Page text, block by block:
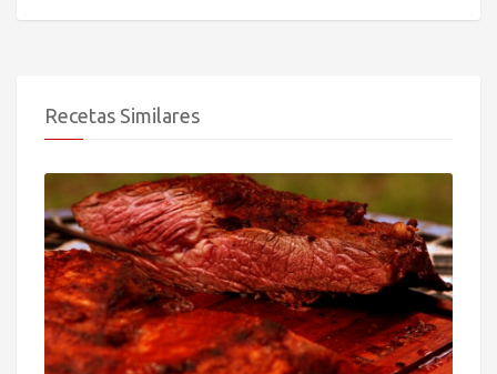
Recetas Similares